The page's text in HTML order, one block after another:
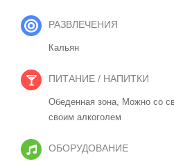
РАЗВЛЕЧЕНИЯ
Кальян
ПИТАНИЕ / НАПИТКИ
Обеденная зона, Можно со
своим алкоголем
ОБОРУДОВАНИЕ